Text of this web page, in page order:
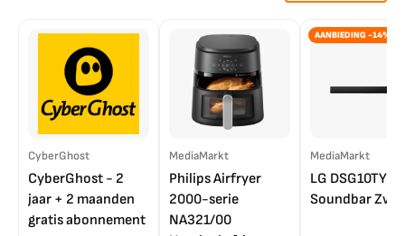
CyberGhost
CyberGhost - 2
jaar + 2 maanden
gratis abonnement
MediaMarkt
Philips Airfryer
2000-serie
NA321/00
AANBIEDING -14%
MediaMarkt
LG DSG10TY
Soundbar